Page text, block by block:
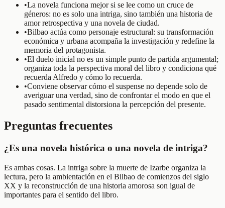
•La novela funciona mejor si se lee como un cruce de
géneros: no es solo una intriga, sino también una historia de
amor retrospectiva y una novela de ciudad.
•Bilbao actúa como personaje estructural: su transformación
económica y urbana acompaña la investigación y redefine la
memoria del protagonista.
•El duelo inicial no es un simple punto de partida argumental;
organiza toda la perspectiva moral del libro y condiciona qué
recuerda Alfredo y cómo lo recuerda.
•Conviene observar cómo el suspense no depende solo de
averiguar una verdad, sino de confrontar el modo en que el
pasado sentimental distorsiona la percepción del presente.
Preguntas frecuentes
¿Es una novela histórica o una novela de intriga?
Es ambas cosas. La intriga sobre la muerte de Izarbe organiza la
lectura, pero la ambientación en el Bilbao de comienzos del siglo
XX y la reconstrucción de una historia amorosa son igual de
importantes para el sentido del libro.